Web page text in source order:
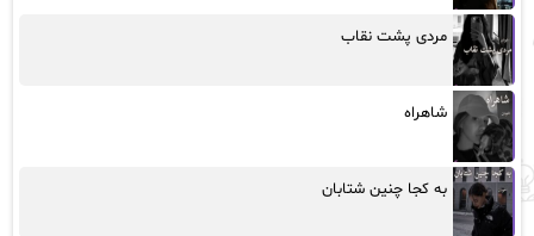
مردی پشت نقاب
شاهراه
به کجا چنین شتابان